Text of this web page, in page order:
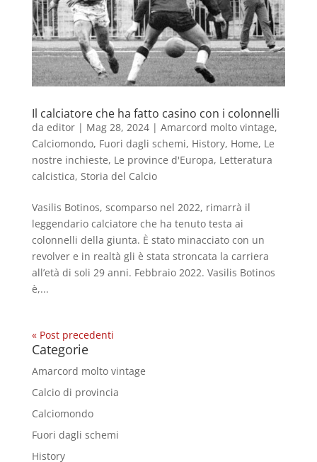
Il calciatore che ha fatto casino con i colonnelli
da editor| Mag 28, 2024| Amarcord molto vintage,
Calciomondo, Fuori dagli schemi, History, Home, Le
nostre inchieste, Le province d'Europa, Letteratura
calcistica, Storia del Calcio
Vasilis Botinos, scomparso nel 2022, rimarrà il
leggendario calciatore che ha tenuto testa ai
colonnelli della giunta. È stato minacciato con un
revolver e in realtà gli è stata stroncata la carriera
all’età di soli 29 anni. Febbraio 2022. Vasilis Botinos
è,...
« Post precedenti
Categorie
Amarcord molto vintage
Calcio di provincia
Calciomondo
Fuori dagli schemi
History